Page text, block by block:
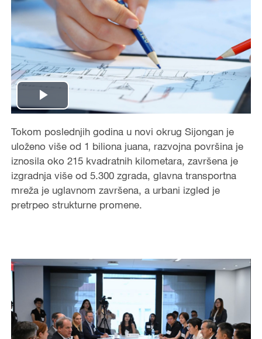
Play
Video
Tokom poslednjih godina u novi okrug Sijongan je
uloženo više od 1 biliona juana, razvojna površina je
iznosila oko 215 kvadratnih kilometara, završena je
izgradnja više od 5.300 zgrada, glavna transportna
mreža je uglavnom završena, a urbani izgled je
pretrpeo strukturne promene.